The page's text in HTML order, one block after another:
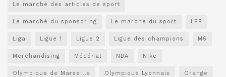
Le marché des articles de sport
Le marché du sponsoring Le marché du sport LFP
Liga Ligue 1 Ligue 2 Ligue des champions M6
Merchandising Mécénat NBA Nike
Olympique de Marseille Olympique Lyonnais Orange